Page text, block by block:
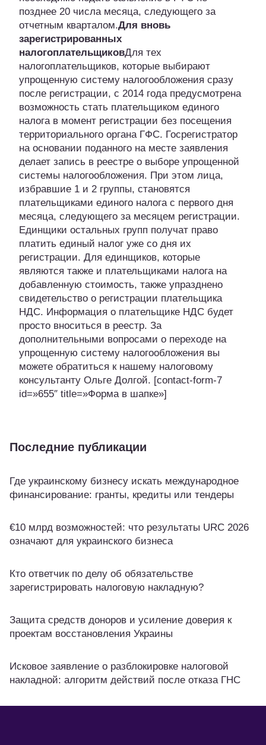
позднее 20 числа месяца, следующего за
отчетным кварталом.Для вновь
зарегистрированных
налогоплательщиковДля тех
налогоплательщиков, которые выбирают
упрощенную систему налогообложения сразу
после регистрации, с 2014 года предусмотрена
возможность стать плательщиком единого
налога в момент регистрации без посещения
территориального органа ГФС. Госрегистратор
на основании поданного на месте заявления
делает запись в реестре о выборе упрощенной
системы налогообложения. При этом лица,
избравшие 1 и 2 группы, становятся
плательщиками единого налога с первого дня
месяца, следующего за месяцем регистрации.
Единщики остальных групп получат право
платить единый налог уже со дня их
регистрации. Для единщиков, которые
являются также и плательщиками налога на
добавленную стоимость, также упразднено
свидетельство о регистрации плательщика
НДС. Информация о плательщике НДС будет
просто вноситься в реестр. За
дополнительными вопросами о переходе на
упрощенную систему налогообложения вы
можете обратиться к нашему налоговому
консультанту Ольге Долгой. [contact-form-7
id=»655″ title=»Форма в шапке»]
Последние публикации
Где украинскому бизнесу искать международное
финансирование: гранты, кредиты или тендеры
€10 млрд возможностей: что результаты URC 2026
означают для украинского бизнеса
Кто ответчик по делу об обязательстве
зарегистрировать налоговую накладную?
Защита средств доноров и усиление доверия к
проектам восстановления Украины
Исковое заявление о разблокировке налоговой
накладной: алгоритм действий после отказа ГНС